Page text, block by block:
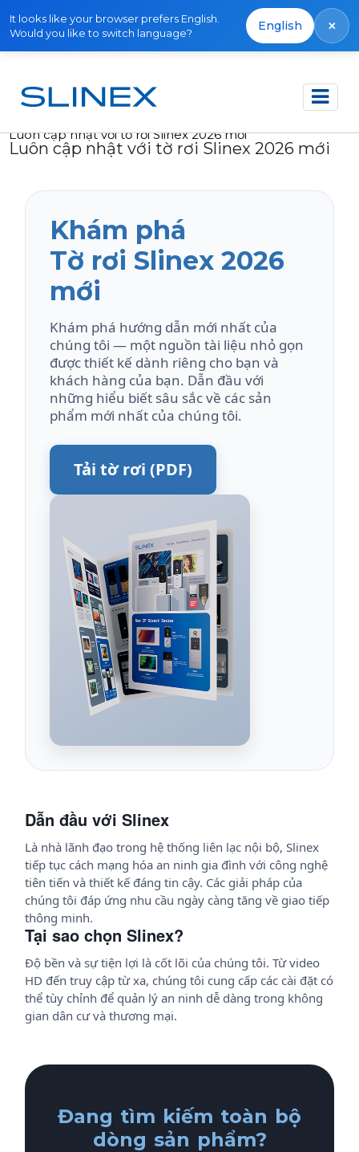
It looks like your browser prefers English.
Would you like to switch language?
English ×
Trang chủ Tin tức
Luôn cập nhật với tờ rơi Slinex 2026 mới
Luôn cập nhật với tờ rơi Slinex 2026 mới
Khám phá
Tờ rơi Slinex 2026
mới
Khám phá hướng dẫn mới nhất của
chúng tôi — một nguồn tài liệu nhỏ gọn
được thiết kế dành riêng cho bạn và
khách hàng của bạn. Dẫn đầu với
những hiểu biết sâu sắc về các sản
phẩm mới nhất của chúng tôi.
Tải tờ rơi (PDF)
Dẫn đầu với Slinex
Là nhà lãnh đạo trong hệ thống liên lạc nội bộ, Slinex
tiếp tục cách mạng hóa an ninh gia đình với công nghệ
tiên tiến và thiết kế đáng tin cậy. Các giải pháp của
chúng tôi đáp ứng nhu cầu ngày càng tăng về giao tiếp
thông minh.
Tại sao chọn Slinex?
Độ bền và sự tiện lợi là cốt lõi của chúng tôi. Từ video
HD đến truy cập từ xa, chúng tôi cung cấp các cài đặt có
thể tùy chỉnh để quản lý an ninh dễ dàng trong không
gian dân cư và thương mại.
Đang tìm kiếm toàn bộ
dòng sản phẩm?